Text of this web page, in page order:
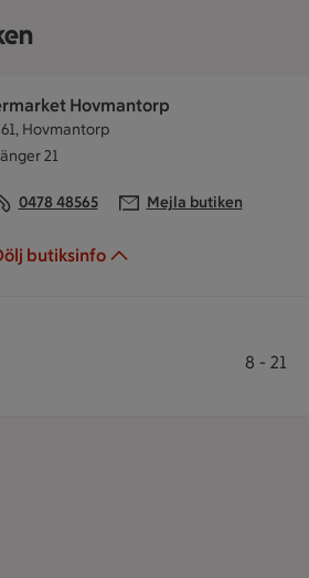
Hovmantorp
Hovmantorp
Hovmantorp är öppen nu,
21
0478 48565 Mejla butiken
butiksinfo
8 till 21
8 - 21